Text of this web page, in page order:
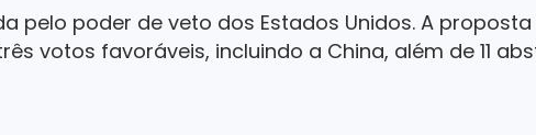
pelo poder de veto dos Estados Unidos. A
votos favoráveis, incluindo a China, além de 11